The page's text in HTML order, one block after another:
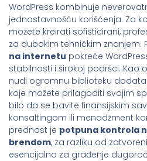
WordPress kombinuje
jednostavnošću korišćenja. Za
možete kreirati sofisticirani,
za dubokim tehničkim znanjem.
na internetu pokreće
stabilnosti i širokoj podršci. Kao
nudi ogromnu biblioteku
koje možete prilagoditi svojim
bilo da se bavite finansijskim
konsaltingom ili menadžment
prednost je potpuna kontrola
brendom, za razliku od
esencijalno za građenje